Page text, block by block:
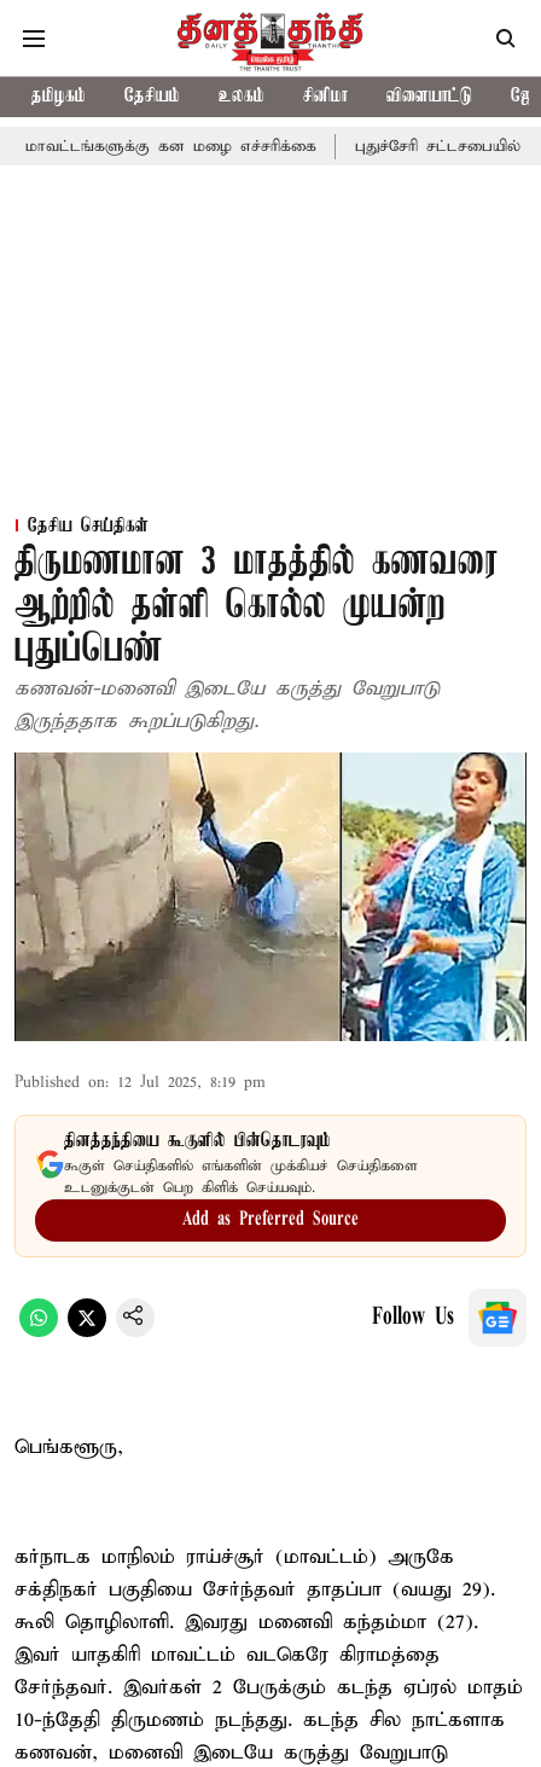
தமிழகம் தேசியம் உலகம் சினிமா விளையாட்டு
கன மழை எச்சரிக்கை புதுச்சேரி சட்டசபையில் வரும் 24ம்
தேசிய செய்திகள்
திருமணமான 3 மாதத்தில் கணவரை
ஆற்றில் தள்ளி கொல்ல முயன்ற
புதுப்பெண்
கணவன்-மனைவி இடையே கருத்து வேறுபாடு
இருந்ததாக கூறப்படுகிறது.
Published on: 12 Jul 2025, 8:19 pm
தினத்தந்தியை கூகுளில் பின்தொடரவும்
கூகுள் செய்திகளில் எங்களின் முக்கியச் செய்திகளை
உடனுக்குடன் பெற கிளிக் செய்யவும்.
Add as Preferred Source
Follow Us
பெங்களூரு,
கர்நாடக மாநிலம் ராய்ச்சூர் (மாவட்டம்) அருகே
சக்திநகர் பகுதியை சேர்ந்தவர் தாதப்பா (வயது 29).
கூலி தொழிலாளி. இவரது மனைவி கந்தம்மா (27).
இவர் யாதகிரி மாவட்டம் வடகெரே கிராமத்தை
சேர்ந்தவர். இவர்கள் 2 பேருக்கும் கடந்த ஏப்ரல் மாதம்
10-ந்தேதி திருமணம் நடந்தது. கடந்த சில நாட்களாக
கணவன், மனைவி இடையே கருத்து வேறுபாடு